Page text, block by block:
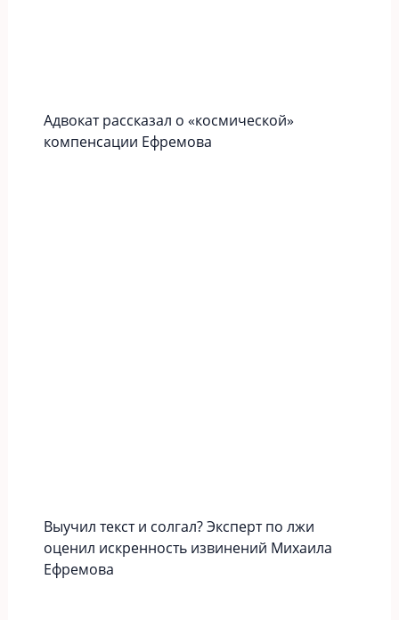
Адвокат рассказал о «космической»
компенсации Ефремова
Выучил текст и солгал? Эксперт по лжи
оценил искренность извинений Михаила
Ефремова